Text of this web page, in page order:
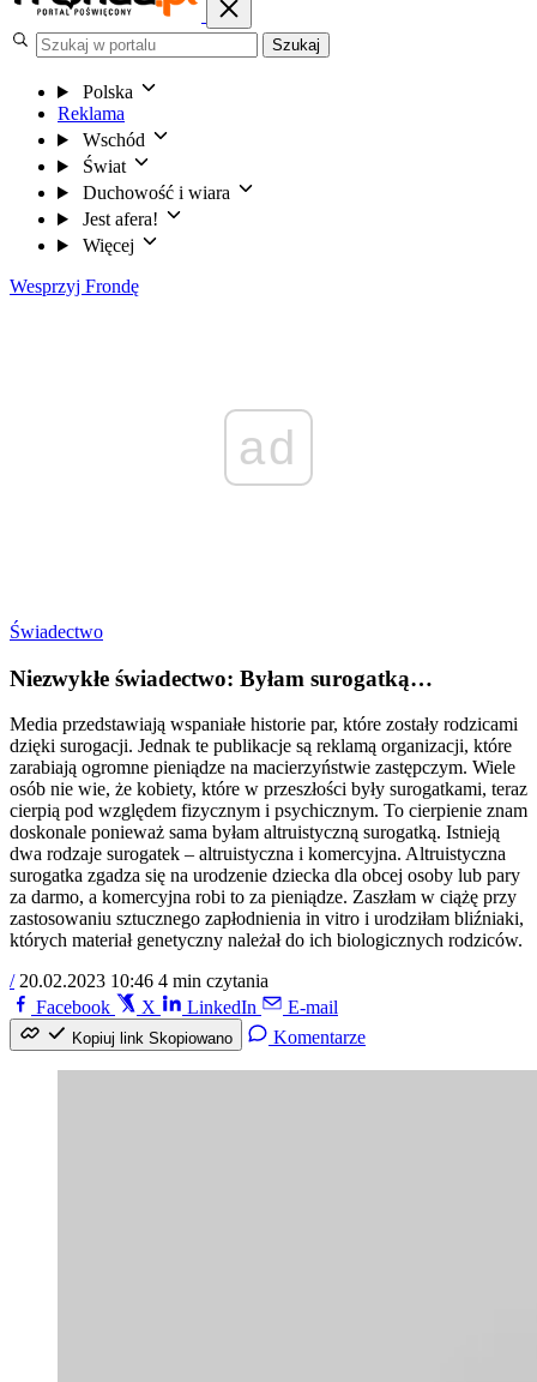
Szukaj
Polska
Reklama
Wschód
Świat
Duchowość i wiara
Jest afera!
Więcej
Wesprzyj Frondę
ad
Świadectwo
Niezwykłe świadectwo: Byłam surogatką…
Media przedstawiają wspaniałe historie par, które zostały rodzicami
dzięki surogacji. Jednak te publikacje są reklamą organizacji, które
zarabiają ogromne pieniądze na macierzyństwie zastępczym. Wiele
osób nie wie, że kobiety, które w przeszłości były surogatkami, teraz
cierpią pod względem fizycznym i psychicznym. To cierpienie znam
doskonale ponieważ sama byłam altruistyczną surogatką. Istnieją
dwa rodzaje surogatek – altruistyczna i komercyjna. Altruistyczna
surogatka zgadza się na urodzenie dziecka dla obcej osoby lub pary
za darmo, a komercyjna robi to za pieniądze. Zaszłam w ciążę przy
zastosowaniu sztucznego zapłodnienia in vitro i urodziłam bliźniaki,
których materiał genetyczny należał do ich biologicznych rodziców.
/ 20.02.2023 10:46 4 min czytania
Facebook
X LinkedIn E-mail
Kopiuj link Skopiowano Komentarze